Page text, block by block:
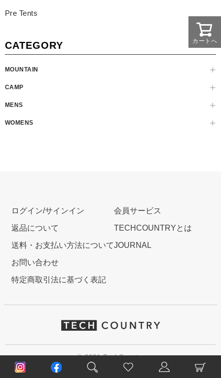
Pre Tents
CATEGORY
MOUNTAIN
CAMP
MENS
WOMENS
カートへ
ログイン/サインイン
返品について
送料・お支払い方法について
お問い合わせ
特定商取引法に基づく表記
会員サービス
TECHCOUNTRYとは
JOURNAL
© 2021 TechCountry